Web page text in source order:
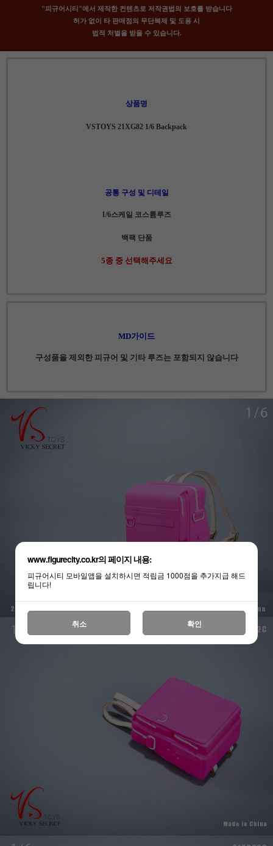
"피규어시티"에서 제작한 컨텐츠로 저작권법의 보호를 받습니다
허가 없이 타 판매점의 무단복제 및 도용 시
법적 처벌을 받을 수 있습니다.
상품명
VSTOYS 21XG82 1/6 Backpack
공통 구성 및 디테일
1/6스케일 코스튬루즈
백팩 단품
5종 중 선택해주세요
MD가이드
구성품을 제외한 피규어 및 기타 루즈는 포함되지 않습니다
www.figurecity.co.kr의 페이지 내용:
피규어시티 모바일앱을 설치하시면 적립금 1000점을 추가지급 해드
립니다!
취소 확인